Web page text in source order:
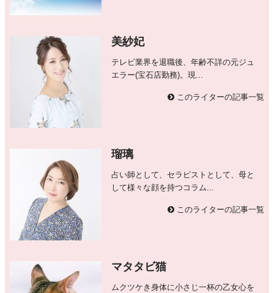
美紗妃
テレビ業界を退職後、年齢不詳の元ジュ
エラー(宝石店勤務)。現...
このライターの記事一覧
瑠璃
占い師として、セラピストとして、母と
して様々な顔を持つコラム...
このライターの記事一覧
マタタビ猫
ムクツケき身体に小さじ一杯の乙女心を